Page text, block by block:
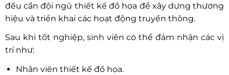
đều cần đội ngũ thiết kế đồ họa để xây dựng thương
hiệu và triển khai các hoạt động truyền thông.
Sau khi tốt nghiệp, sinh viên có thể đảm nhận các vị
trí như:
Nhân viên thiết kế đồ họa.